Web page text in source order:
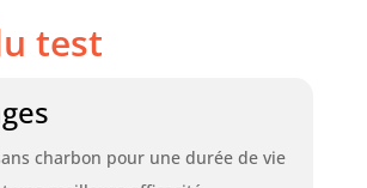
test
charbon pour une durée de vie